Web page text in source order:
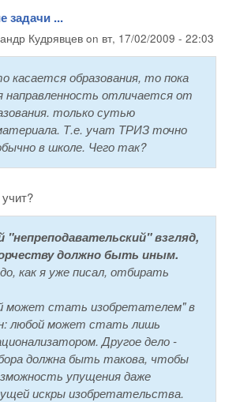
задачи ...
Кудрявцев on вт, 17/02/2009 - 22:03
касается образования, то пока
направленность отличается от
только сутью
Т.е. учат ТРИЗ точно
в школе. Чего так?
"непреподавательский" взгляд,
должно быть иным.
как я уже писал, отбирать
может стать изобретателем" в
любой может стать лишь
Другое дело -
должна быть такова, чтобы
упущения даже
искры изобретательства.